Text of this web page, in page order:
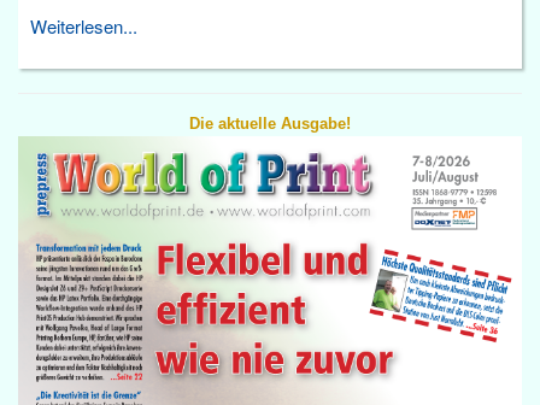
Weiterlesen...
Die aktuelle Ausgabe!